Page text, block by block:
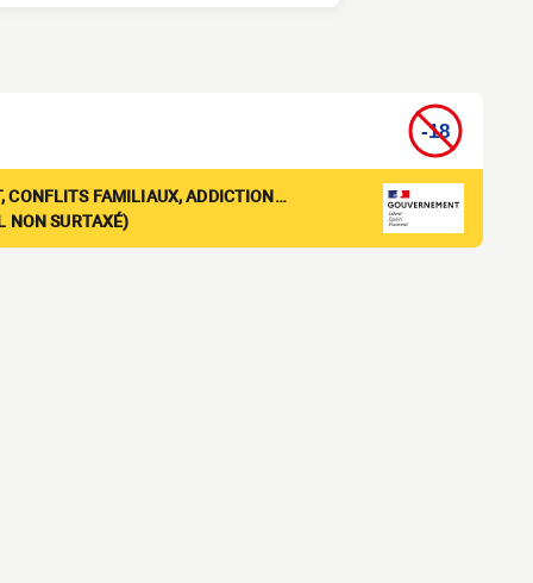
CONFLITS FAMILIAUX, ADDICTION…
NON SURTAXÉ)